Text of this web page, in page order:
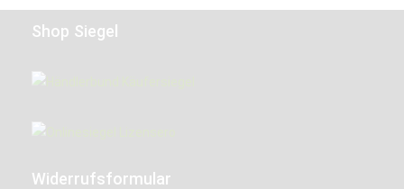
Shop Siegel
Widerrufsformular